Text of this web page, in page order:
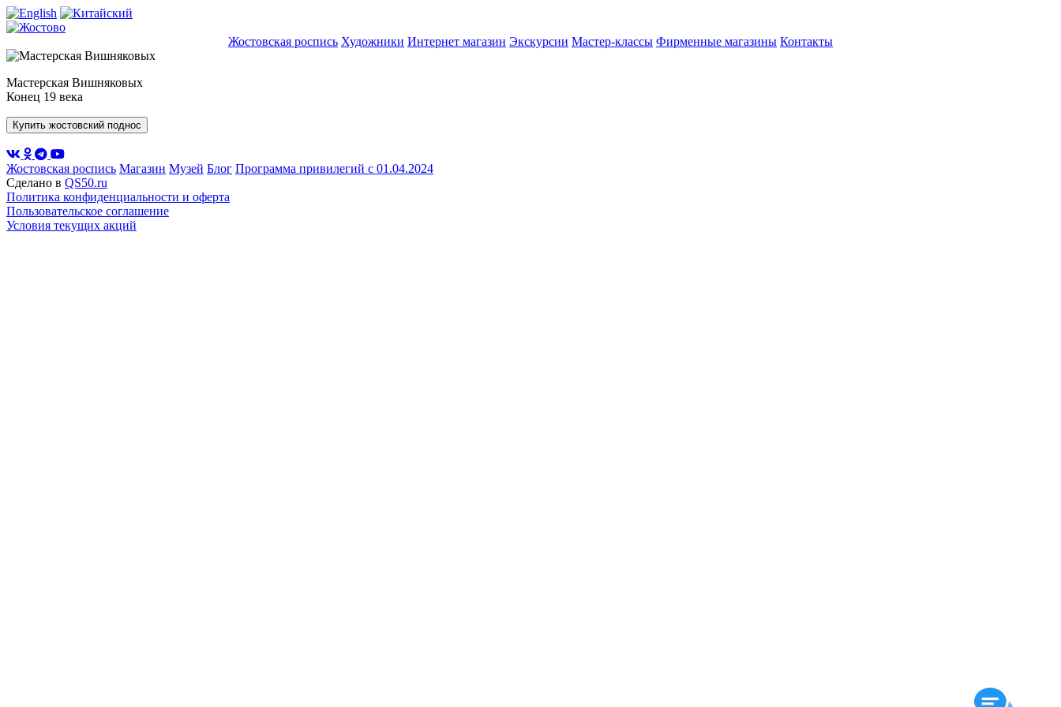
Жостовская роспись Художники Интернет магазин Экскурсии Мастер-классы Фирменные магазины Контакты
Мастерская Вишняковых
Конец 19 века
Купить жостовский поднос
Жостовская роспись Магазин Музей Блог Программа привилегий с 01.04.2024
Сделано в QS50.ru
Политика конфиденциальности и оферта
Пользовательское соглашение
Условия текущих акций